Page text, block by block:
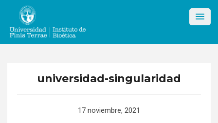
content
universidad-singularidad
17 noviembre, 2021